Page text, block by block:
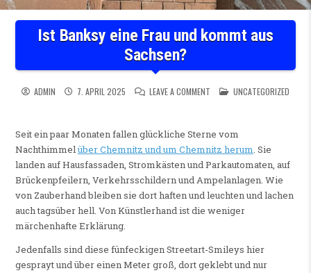
Ist Banksy eine Frau und kommt aus
Sachsen?
ADMIN 7. APRIL 2025 LEAVE A COMMENT ON IST BANKSY EINE FRAU
POSTED IN
UNCATEGORIZED
Seit ein paar Monaten fallen glückliche Sterne vom
Nachthimmelüber Chemnitz und um Chemnitz herum. Sie
landen auf Hausfassaden, Stromkästen und Parkautomaten, auf
Brückenpfeilern, Verkehrsschildern und Ampelanlagen. Wie
von Zauberhand bleiben sie dort haften und leuchten und lachen
auch tagsüber hell. Von Künstlerhand ist die weniger
märchenhafte Erklärung.
Jedenfalls sind diese fünfeckigen Streetart-Smileys hier
gesprayt und über einen Meter groß, dort geklebt und nur